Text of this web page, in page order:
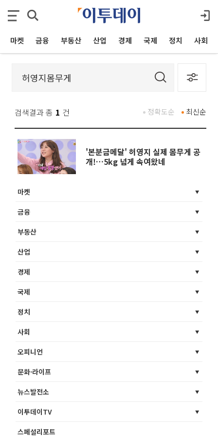
마켓 금융 부동산 산업 경제 국제 정치 사회
검색결과 총 1 건 최신순
정확도순
'본분금메달' 허영지 실제 몸무게 공
개!…5kg 넘게 속여왔네
마켓
금융
부동산
산업
경제
국제
정치
사회
오피니언
문화·라이프
뉴스발전소
이투데이TV
스페셜리포트